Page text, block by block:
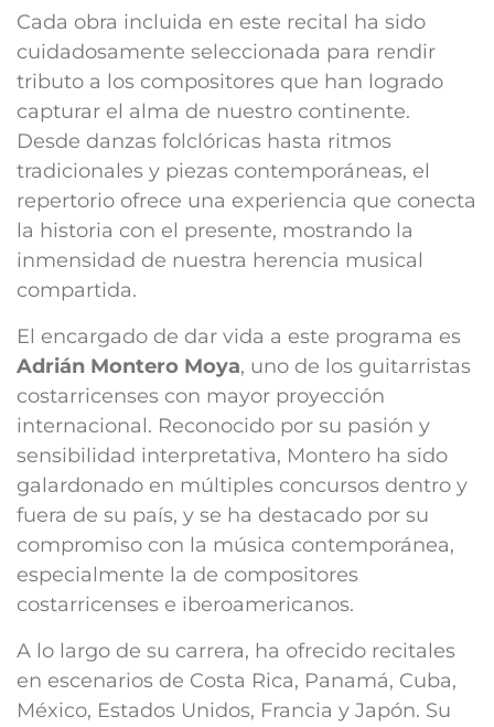
Cada obra incluida en este recital ha sido
cuidadosamente seleccionada para rendir
tributo a los compositores que han logrado
capturar el alma de nuestro continente.
Desde danzas folclóricas hasta ritmos
tradicionales y piezas contemporáneas, el
repertorio ofrece una experiencia que conecta
la historia con el presente, mostrando la
inmensidad de nuestra herencia musical
compartida.
El encargado de dar vida a este programa es
Adrián Montero Moya, uno de los guitarristas
costarricenses con mayor proyección
internacional. Reconocido por su pasión y
sensibilidad interpretativa, Montero ha sido
galardonado en múltiples concursos dentro y
fuera de su país, y se ha destacado por su
compromiso con la música contemporánea,
especialmente la de compositores
costarricenses e iberoamericanos.
A lo largo de su carrera, ha ofrecido recitales
en escenarios de Costa Rica, Panamá, Cuba,
México, Estados Unidos, Francia y Japón. Su